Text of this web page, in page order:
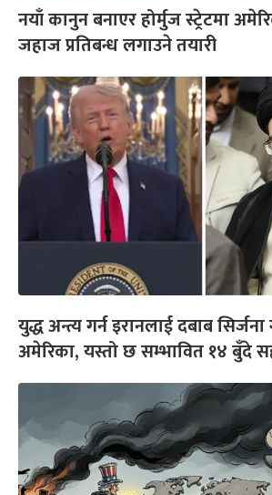
नयाँ कानुन बनाएर होर्मुज स्ट्रेटमा
जहाज प्रतिबन्ध लगाउने तयारी
युद्ध अन्त्य गर्न इरानलाई दबाब सिर्जना
अमेरिका, यस्तो छ सम्भावित १४ बुँदे